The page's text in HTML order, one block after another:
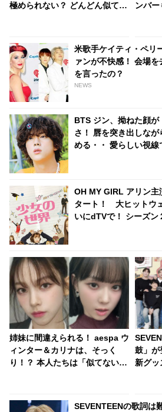
極められない？ どんどん似てい
ンバー
米歌手ケイティ・ペリ
ァンが不快感！ 会場
を言ったの？
NEWS
BTS ジン、拗ねた顔
さ！ 唇を突き出しな
める・・ 愛らしい視
OH MY GIRL アリン主
タート！ 大ヒットウ
いにdTVで！ シーズン
姉妹に間違えられる！ aespa ウ
ィンター＆カリナは、そっく
り！？ 本人たちは「似てない」
鼓」が
新グッ
SEVENTEENの歌詞は